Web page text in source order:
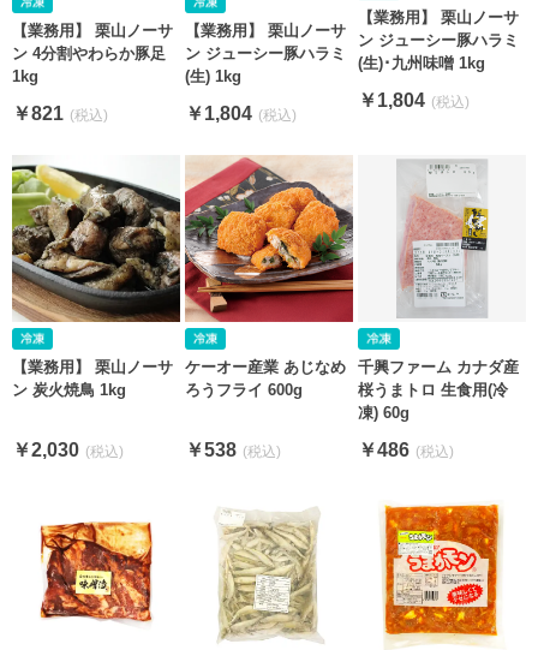
【業務用】 栗山ノーサ
ン 4分割やわらか豚足
1kg
￥821
【業務用】 栗山ノーサ
ン ジューシー豚ハラミ
(生) 1kg
￥1,804
【業務用】 栗山ノーサ
ン ジューシー豚ハラミ
(生)･九州味噌 1kg
￥1,804
【業務用】 栗山ノーサ
ン 炭火焼鳥 1kg
￥2,030
ケーオー産業 あじなめ
ろうフライ 600g
￥538
千興ファーム カナダ産
桜うまトロ 生食用(冷
凍) 60g
￥486